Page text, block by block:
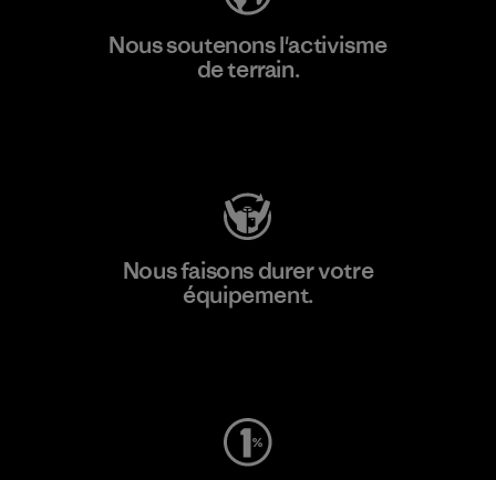
Nous soutenons l'activisme
de terrain.
Nous faisons durer votre
équipement.